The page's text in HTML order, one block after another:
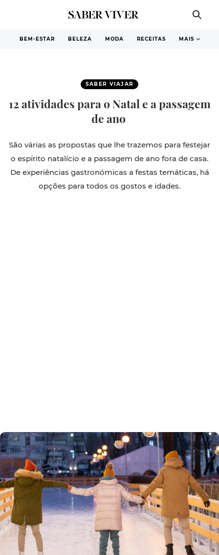
BEM-ESTAR BELEZA MODA RECEITAS MAIS
SABER VIAJAR
12 atividades para o Natal e a passagem
de ano
São várias as propostas que lhe trazemos para festejar
o espírito natalício e a passagem de ano fora de casa.
De experiências gastronómicas a festas temáticas, há
opções para todos os gostos e idades.